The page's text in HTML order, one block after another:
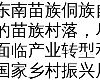
苗族侗族
苗族村落
临产业转
家乡村振